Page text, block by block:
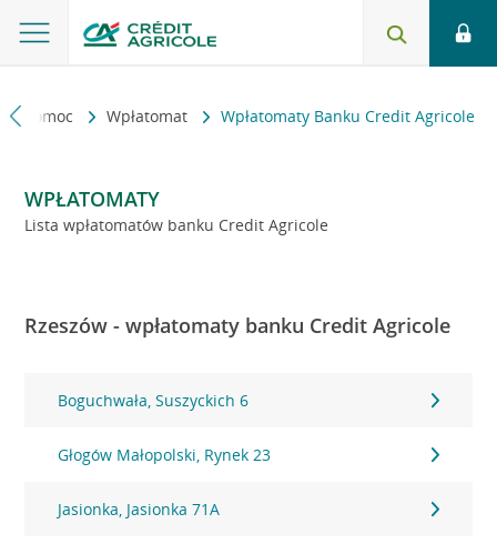
i pomoc Wpłatomat Wpłatomaty Banku Credit Agricole
WPŁATOMATY
Lista wpłatomatów banku Credit Agricole
Rzeszów - wpłatomaty banku Credit Agricole
Boguchwała, Suszyckich 6
Głogów Małopolski, Rynek 23
Jasionka, Jasionka 71A